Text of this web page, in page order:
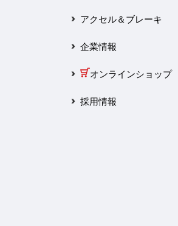
2025年1月
2024年12月
2024年11月
2024年10月
アクセル＆ブレーキ
企業情報
オンラインショップ
採用情報